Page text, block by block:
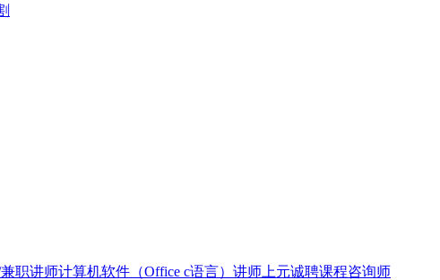
职讲师计算机软件（Office c语言）讲师 上元诚聘课程咨询师